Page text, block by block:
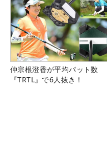
仲宗根澄香が平均パット数
『TRTL』で6人抜き！